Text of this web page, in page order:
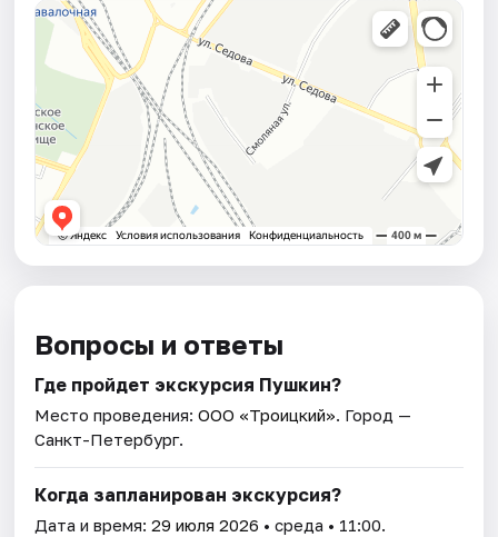
Вопросы и ответы
Где пройдет экскурсия Пушкин?
Место проведения:ООО «Троицкий». Город —
Санкт-Петербург.
Когда запланирован экскурсия?
Дата и время:29 июля 2026 • среда • 11:00.